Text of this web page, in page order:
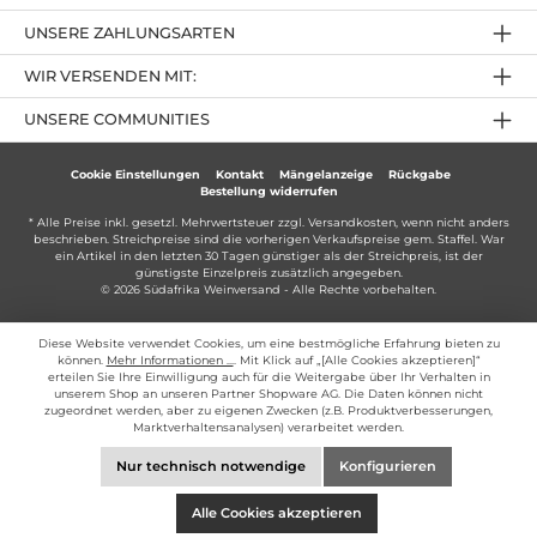
UNSERE ZAHLUNGSARTEN
UNSERE COMMUNITIES
WIR VERSENDEN MIT:
Cookie Einstellungen Kontakt Mängelanzeige
Rückgabe
Bestellung widerrufen
* Alle Preise inkl. gesetzl. Mehrwertsteuer zzgl. Versandkosten, wenn nicht anders
beschrieben. Streichpreise sind die vorherigen Verkaufspreise gem. Staffel. War
ein Artikel in den letzten 30 Tagen günstiger als der Streichpreis, ist der
günstigste Einzelpreis zusätzlich angegeben.
© 2026 Südafrika Weinversand - Alle Rechte vorbehalten.
Diese Website verwendet Cookies, um eine bestmögliche Erfahrung bieten zu
können. Mehr Informationen ...
. Mit Klick auf „[Alle Cookies akzeptieren]“
erteilen Sie Ihre Einwilligung auch für die Weitergabe über Ihr Verhalten in
unserem Shop an unseren Partner Shopware AG. Die Daten können nicht
zugeordnet werden, aber zu eigenen Zwecken (z.B. Produktverbesserungen,
Marktverhaltensanalysen) verarbeitet werden.
Nur technisch notwendige Konfigurieren
Alle Cookies akzeptieren